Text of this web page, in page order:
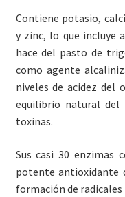
Contiene potasio,
y zinc, lo que incluye
hace del pasto de
como agente
niveles de acidez del
equilibrio natural del
toxinas.
Sus casi 30 enzimas
potente antioxidante
formación de radicales